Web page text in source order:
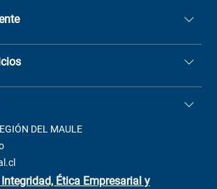
Chorrillos
Fono (73)
DEL MAULE
Ética Empresarial y